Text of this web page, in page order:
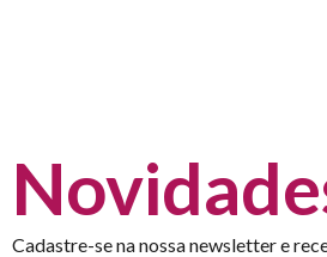
Cadastre-se na nossa newsletter e